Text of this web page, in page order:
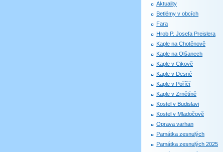
Aktuality
Betlémy v obcích
Fara
Hrob P. Josefa Preislera
Kaple na Chotěnově
Kaple na Olšanech
Kaple v Cikově
Kaple v Desné
Kaple v Poříčí
Kaple v Zrnětíně
Kostel v Budislavi
Kostel v Mladočově
Oprava varhan
Památka zesnulých
Památka zesnulých 2025